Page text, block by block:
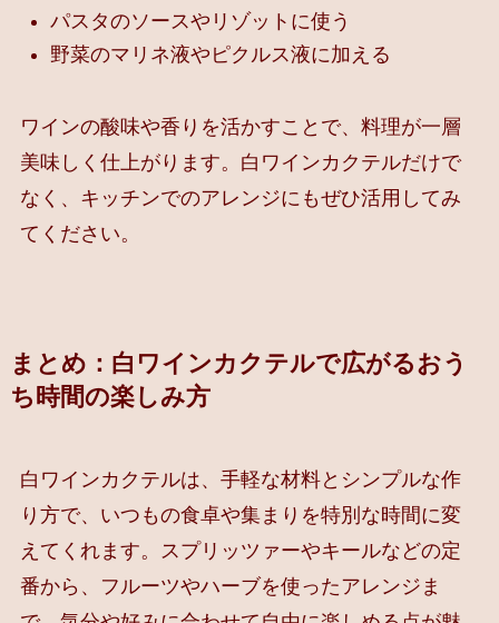
パスタのソースやリゾットに使う
野菜のマリネ液やピクルス液に加える
ワインの酸味や香りを活かすことで、料理が一層
美味しく仕上がります。白ワインカクテルだけで
なく、キッチンでのアレンジにもぜひ活用してみ
てください。
まとめ：白ワインカクテルで広がるおう
ち時間の楽しみ方
白ワインカクテルは、手軽な材料とシンプルな作
り方で、いつもの食卓や集まりを特別な時間に変
えてくれます。スプリッツァーやキールなどの定
番から、フルーツやハーブを使ったアレンジま